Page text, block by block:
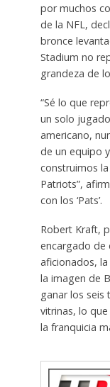
por muchos
de la NFL,
bronce
Stadium no
grandeza de
“Sé lo que
un solo
americano,
de un equipo
construimos
Patriots”,
con los ‘Pats’.
Robert Kraft,
encargado de
aficionados,
la imagen de
ganar los seis
vitrinas, lo
la franquicia